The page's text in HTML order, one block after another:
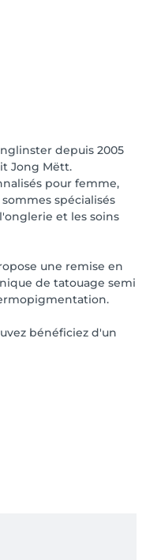
nos cellules. Ce
régénérative de
constituée
notre corps, il
Les soins
adaptés
très fragile et
sensibilité,
problèmes que
de faire du
soins à des
ans d'expérience.
depuis 2005
Jong Mëtt.
pour femme,
spécialisés
et les soins
une remise en
de tatouage semi
bénéficiez d'un